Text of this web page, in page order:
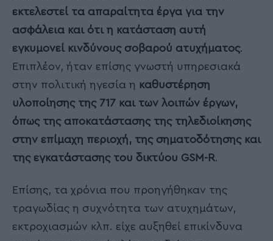
εκτελεστεί τα απαραίτητα έργα για την
ασφάλεια και ότι η κατάσταση αυτή
εγκυμονεί κινδύνους σοβαρού ατυχήματος.
Επιπλέον, ήταν επίσης γνωστή υπηρεσιακά
στην πολιτική ηγεσία η καθυστέρηση
υλοποίησης της 717 και των λοιπών έργων,
όπως της αποκατάστασης της τηλεδιοίκησης
στην επίμαχη περιοχή, της σηματοδότησης και
της εγκατάστασης του δικτύου GSM-R.
Επίσης, τα χρόνια που προηγήθηκαν της
τραγωδίας η συχνότητα των ατυχημάτων,
εκτροχιασμών κλπ. είχε αυξηθεί επικίνδυνα